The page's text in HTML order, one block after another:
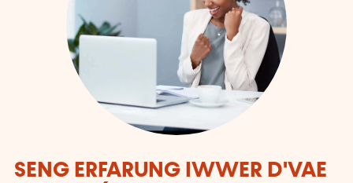
SENG ERFARUNG IWWER D'VAE